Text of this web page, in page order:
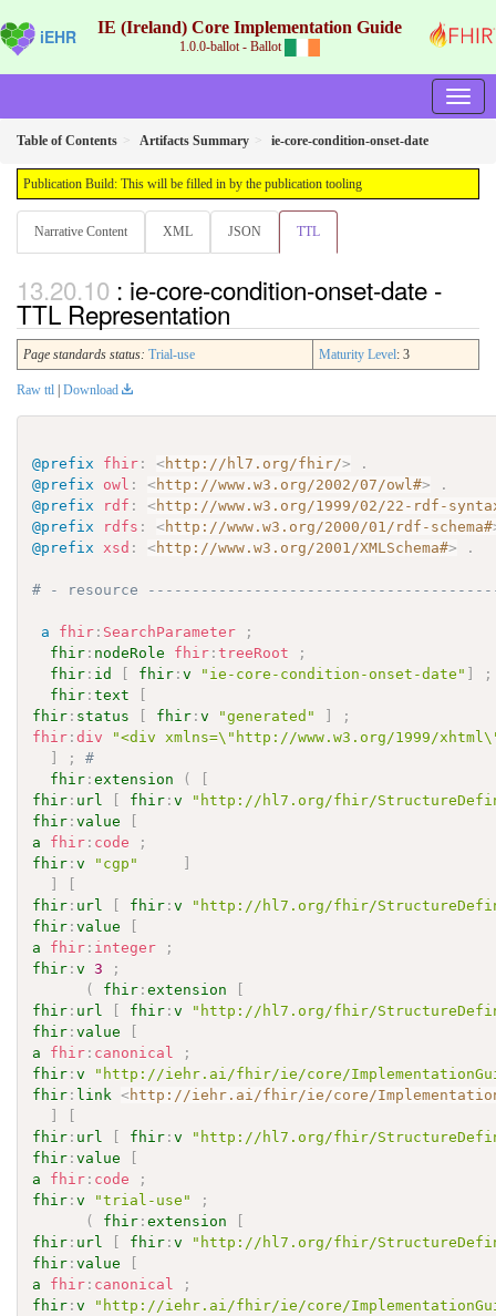
iEHR IE (Ireland) Core Implementation Guide
1.0.0-ballot - Ballot
Table of Contents Artifacts Summary ie-core-condition-onset-date
Publication Build: This will be filled in by the publication tooling
Narrative Content XML JSON TTL
: ie-core-condition-onset-date -
TTL Representation
Page standards status: Trial-use Maturity Level: 3
Raw ttl Download
@prefix fhir : <http://hl7.org/fhir/>
.
@prefix
owl : <http://www.w3.org/2002/07/owl#>
.
@prefix
rdf : <http://www.w3.org/1999/02/22-rdf-
@prefix
rdfs : <http://www.w3.org/2000/01/rdf-schema#
@prefix
xsd : <http://www.w3.org/2001/XMLSchema#> .
# - resource
a fhir : SearchParameter
;
fhir : nodeRole fhir :treeRoot
;
fhir : id [ fhir :v "ie-core-condition-onset-date" ]
;
fhir :text
[
fhir : status [ fhir :v "generated" ]
;
fhir :div
"<div xmlns=\"http://www.w3.org/1999/
]
;
#
fhir :extension (
[
fhir : url [ fhir :v
"http://hl7.org/fhir/
fhir :value
[
a
fhir : code
;
fhir :v "cgp"
]
]
[
fhir : url [ fhir :v
"http://hl7.org/fhir/
fhir :value
[
a
fhir : integer
;
fhir :v 3
;
(
fhir :extension
[
fhir : url [ fhir :v
"http://hl7.org/fhir/
fhir :value
[
a
fhir : canonical
;
fhir :v
"http://iehr.ai/fhir/ie/core/
fhir : link <http://iehr.ai/fhir/ie/core/
]
[
fhir : url [ fhir :v
"http://hl7.org/fhir/
fhir :value
[
a
fhir : code
;
fhir :v "trial-use"
;
(
fhir :extension
[
fhir : url [ fhir :v
"http://hl7.org/fhir/
fhir :value
[
a
fhir : canonical
;
fhir :v
"http://iehr.ai/fhir/ie/core/